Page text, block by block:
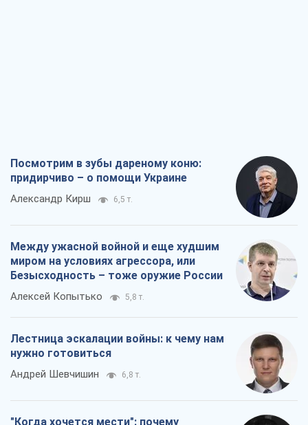
Посмотрим в зубы дареному коню:
придирчиво – о помощи Украине
Александр Кирш 6,5 т.
Между ужасной войной и еще худшим
миром на условиях агрессора, или
Безысходность – тоже оружие России
Алексей Копытько 5,8 т.
Лестница эскалации войны: к чему нам
нужно готовиться
Андрей Шевчишин 6,8 т.
"Когда хочется мести": почему